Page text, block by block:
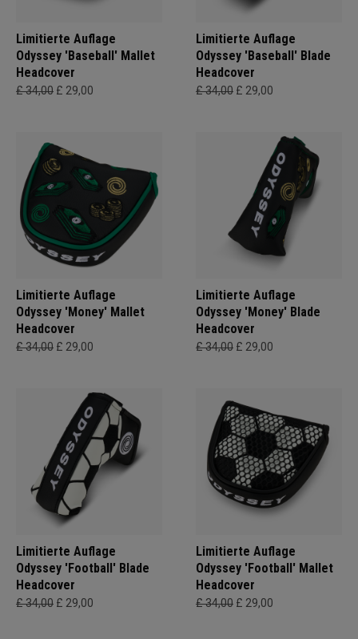
Limitierte Auflage
Odyssey 'Baseball' Mallet
Headcover
£ 34,00 £ 29,00
Limitierte Auflage
Odyssey 'Baseball' Blade
Headcover
£ 34,00 £ 29,00
Limitierte Auflage
Odyssey 'Money' Mallet
Headcover
£ 34,00 £ 29,00
Limitierte Auflage
Odyssey 'Money' Blade
Headcover
£ 34,00 £ 29,00
Limitierte Auflage
Odyssey 'Football' Blade
Headcover
£ 34,00 £ 29,00
Limitierte Auflage
Odyssey 'Football' Mallet
Headcover
£ 34,00 £ 29,00